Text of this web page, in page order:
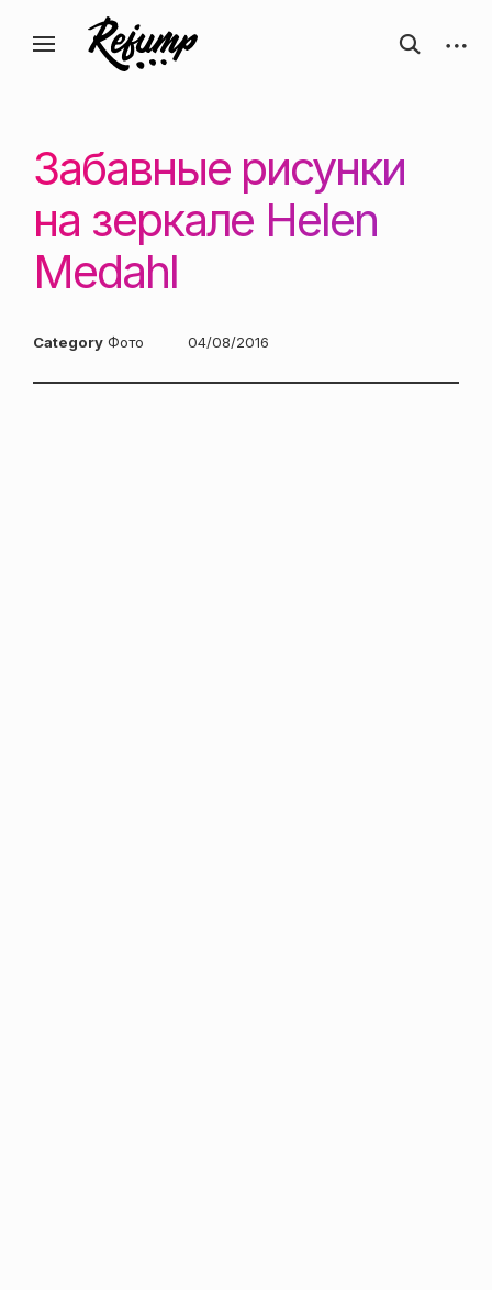
содержанию
Искусство, дизайн, вдохновение —
ReJump.ru
Блог о творчестве
открыть
форму
Забавные рисунки
на зеркале Helen
Medahl
Category Фото
Posted
04/08/2016